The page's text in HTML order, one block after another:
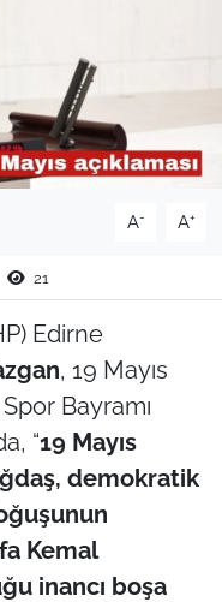
A- A+
21
Edirne
, 19 Mayıs
Bayramı
“19 Mayıs
demokratik
Kemal
inancı boşa